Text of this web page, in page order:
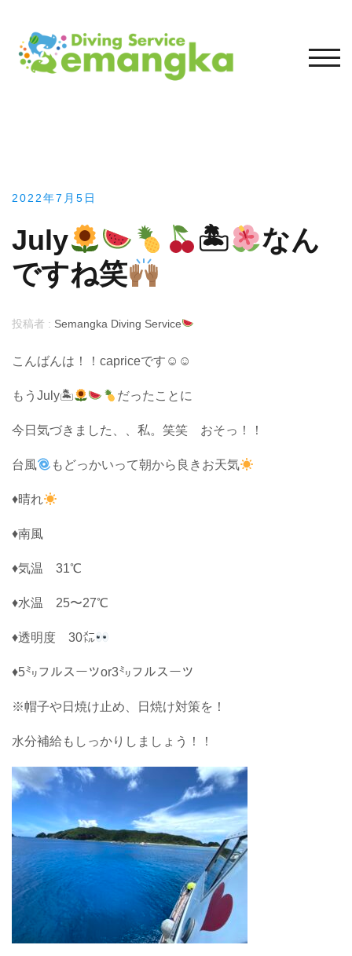
モバ
2022年7月5日
July 🏝
なん
ですね笑
投稿者 : Semangka Diving Service
こんばんは！！capriceです☺︎☺︎
もうJuly🏝 だったことに
今日気づきました、、私。笑笑 おそっ！！
台風 もどっかいって朝から良きお天気
♦晴れ
♦南風
♦気温 31℃
♦水温 25〜27℃
♦透明度 30㍍
♦5㍉フルスーツor3㍉フルスーツ
※帽子や日焼け止め、日焼け対策を！
水分補給もしっかりしましょう！！